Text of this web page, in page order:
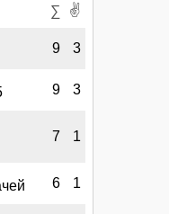
∑ ✌
9 3
9 3
7 1
6 1